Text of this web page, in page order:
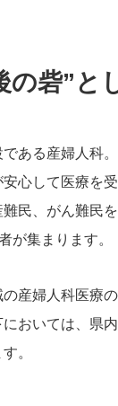
の砦”と
ある産婦人科
心して医療を
民、がん難民
が集まります。
産婦人科医療
おいては、県
。